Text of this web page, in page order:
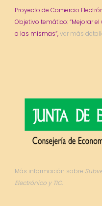
Proyecto de Comercio
Objetivo temático: “Mejorar
a las mismas”,ver más
Más información sobre
Electrónico y TIC.